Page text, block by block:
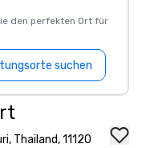
den perfekten Ort für
suchen
Thailand, 11120